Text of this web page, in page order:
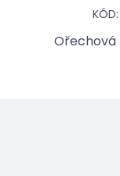
Ořechová